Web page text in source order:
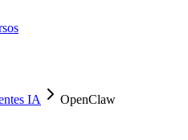
IA OpenClaw